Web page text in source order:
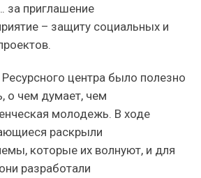
за приглашение
– защиту социальных и
центра было полезно
о чем думает, чем
молодежь. В ходе
раскрыли
которые их волнуют, и для
разработали